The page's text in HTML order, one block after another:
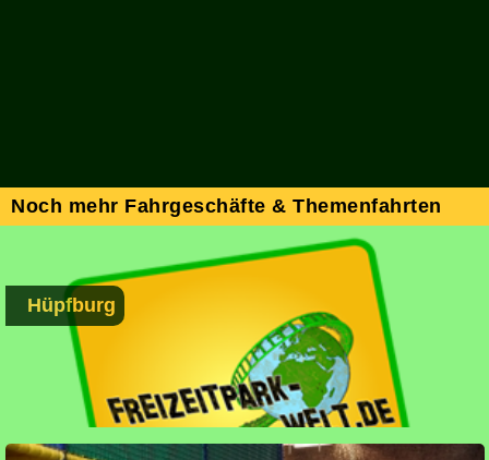
Noch mehr Fahrgeschäfte & Themenfahrten
Hüpfburg